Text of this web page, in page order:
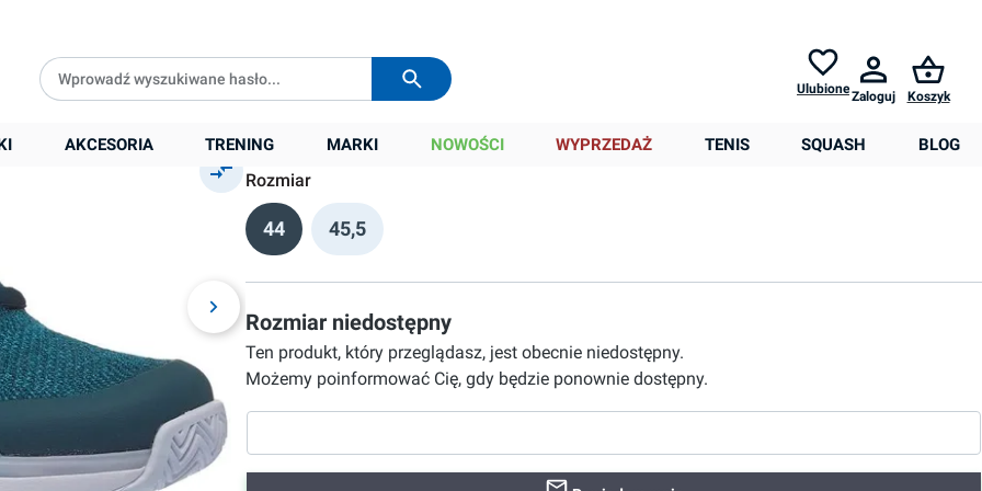
UlubioneZaloguj Koszyk
AKCESORIA TRENING MARKI NOWOŚCI WYPRZEDAŻ TENIS SQUASH BLOG
449,90 zł
Rozmiar
44 45,5
Rozmiar niedostępny
Ten produkt, który przeglądasz, jest obecnie niedostępny.
Możemy poinformować Cię, gdy będzie ponownie dostępny.